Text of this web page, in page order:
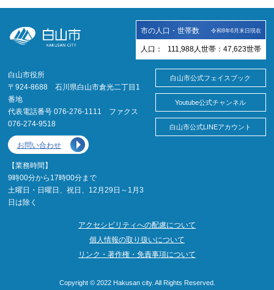
市の人口・世帯数 令和8年6月末日現在
人口： 111,988 人 世帯： 47,623世帯
白山市役所
〒924-8688 石川県白山市倉光二丁目1
番地
代表電話番号 076-276-1111 ファクス
076-274-9518
お問い合わせ
【業務時間】
9時00分から17時00分まで
土曜日・日曜日、祝日、12月29日～1月3
日は除く
白山市公式フェイスブック
Youtube公式チャンネル
白山市公式LINEアカウント
アクセシビリティへの配慮について
個人情報の取り扱いについて
リンク・著作権・免責事項について
Copyright © 2022 Hakusan city. All Rights Reserved.